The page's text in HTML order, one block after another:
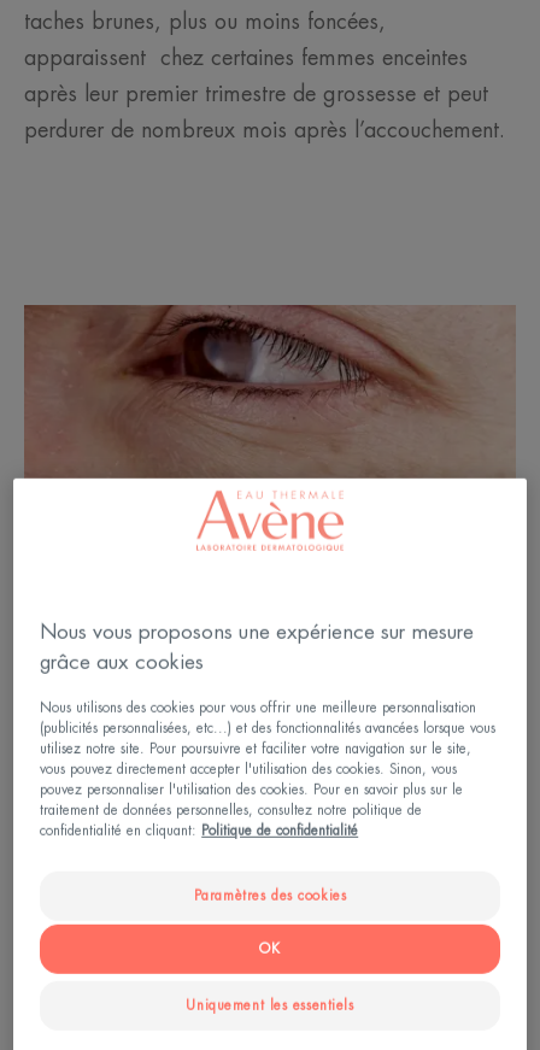
taches brunes, plus ou moins foncées,
apparaissent chez certaines femmes enceintes
après leur premier trimestre de grossesse et peut
perdurer de nombreux mois après l’accouchement.
Les causes du masque de grossesse
Le masque de grossesse est dû à une surproduction
Nous vous proposons une expérience sur mesure
grâce aux cookies
Nous utilisons des cookies pour vous offrir une meilleure personnalisation
(publicités personnalisées, etc...) et des fonctionnalités avancées lorsque vous
utilisez notre site. Pour poursuivre et faciliter votre navigation sur le site,
vous pouvez directement accepter l'utilisation des cookies. Sinon, vous
pouvez personnaliser l'utilisation des cookies. Pour en savoir plus sur le
traitement de données personnelles, consultez notre politique de
confidentialité en cliquant:
Politique de confidentialité
Paramètres des cookies
Uniquement les essentiels
OK